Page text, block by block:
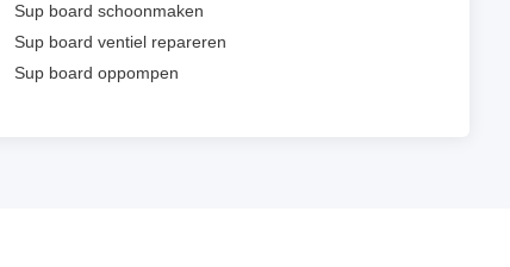
Sup board schoonmaken
Sup board ventiel repareren
Sup board oppompen